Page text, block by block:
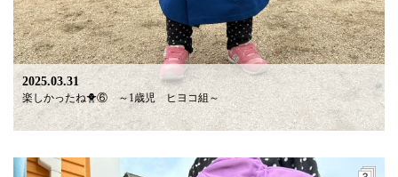
2025.03.31
楽しかったね🐥⑥ ～1歳児 ヒヨコ組～